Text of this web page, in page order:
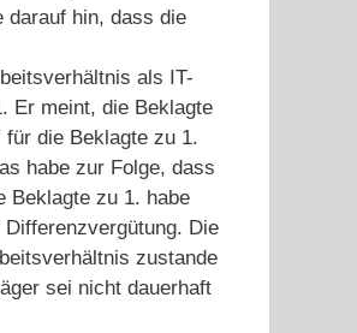
darauf hin, dass die
als IT-
Er meint, die Beklagte
für die Beklagte zu 1.
habe zur Folge, dass
Beklagte zu 1. habe
Die
zustande
sei nicht dauerhaft